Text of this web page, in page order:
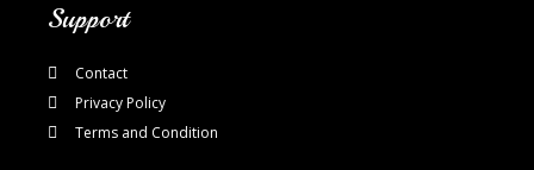
Support
Contact
Privacy Policy
Terms and Condition